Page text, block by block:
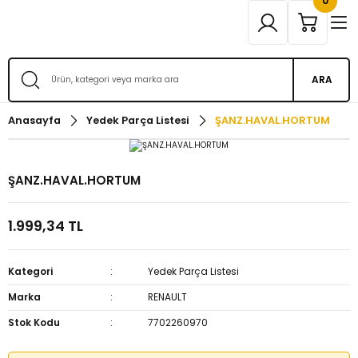
ARA
Anasayfa Yedek Parça Listesi ŞANZ.HAVAL.HORTUM
ŞANZ.HAVAL.HORTUM
1.999,34 TL
Kategori
Yedek Parça Listesi
Marka
RENAULT
Stok Kodu
7702260970